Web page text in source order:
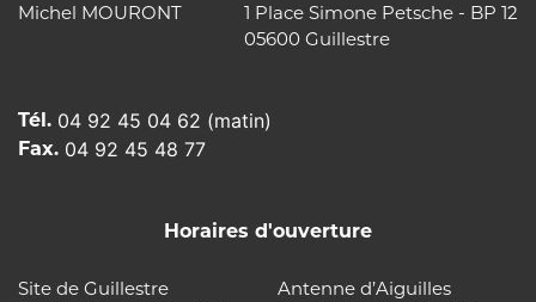
Michel MOURONT
1 Place Simone Petsche - BP 12
05600 Guillestre
Tél. 04 92 45 04 62 (matin)
Fax. 04 92 45 48 77
Horaires d'ouverture
Site de Guillestre
Antenne d’Aiguilles